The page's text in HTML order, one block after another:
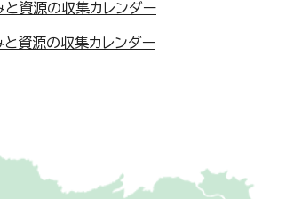
資源の収集カレンダー
資源の収集カレンダー